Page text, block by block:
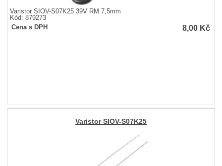
Varistor SIOV-S07K25 39V RM 7,5mm
Kód: 879273
Cena s DPH
8,00 Kč
Varistor SIOV-S07K25